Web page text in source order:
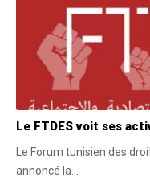
Le FTDES voit ses
Le Forum tunisien des
annoncé la